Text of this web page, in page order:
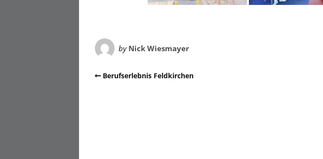
by Nick Wiesmayer
Berufserlebnis Feldkirchen